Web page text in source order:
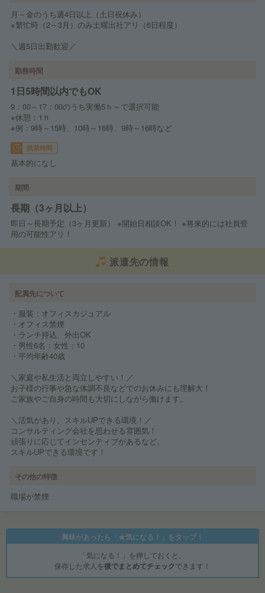
月～金のうち週4日以上（土日祝休み）
※繁忙時（2～3月）のみ土曜出社アリ（6日程度）
＼週5日出勤歓迎／
勤務時間
1日5時間以内でもOK
9：00～17：00のうち実働5ｈ～で選択可能
※休憩：1ｈ
※例：9時～15時、10時～16時、9時～16時など
残業時間
基本的になし
期間
長期（3ヶ月以上）
即日～長期予定（3ヶ月更新） ※開始日相談OK！ ※将来的には社員登
用の可能性アリ！
派遣先の情報
配属先について
・服装：オフィスカジュアル
・オフィス禁煙
・ランチ持込、外出OK
・男性6名：女性：10
・平均年齢40歳
＼家庭や私生活と両立しやすい！／
お子様の行事や急な体調不良などでのお休みにも理解大！
ご家族やご自身の時間も大切にしながら働けます。
＼活気があり、スキルUPできる環境！／
コンサルティング会社を思わせる雰囲気！
頑張りに応じてインセンティブがあるなど、
スキルUPできる環境です！
その他の特徴
職場が禁煙
興味があったら「★気になる！」をタップ！
「気になる！」を押しておくと、
保存した求人を後でまとめてチェックできます！